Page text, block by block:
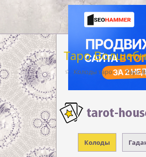
Колоды
Таро
Колоды таро Таро